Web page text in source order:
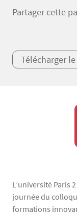
Partager cette
Télécharger
L’université Paris
journée du
formations